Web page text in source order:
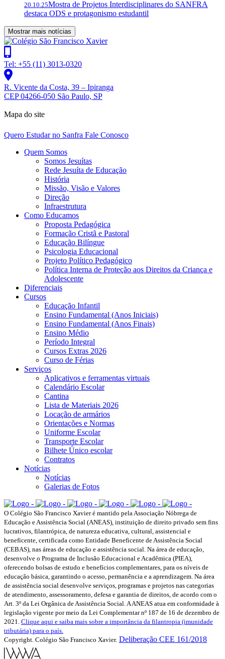
20.10.25Mostra de Projetos Interdisciplinares do SANFRA
destaca ODS e protagonismo estudantil
Mostrar mais notícias
Tel: +55 (11) 3013-0320
R. Vicente da Costa, 39 – Ipiranga
CEP 04266-050 São Paulo, SP
Mapa do site
Quero Estudar no Sanfra Fale Conosco
Quem Somos
Somos Jesuítas
Rede Jesuíta de Educação
História
Missão, Visão e Valores
Direção
Infraestrutura
Como Educamos
Proposta Pedagógica
Formação Cristã e Pastoral
Educação Bilíngue
Psicologia Educacional
Projeto Político Pedagógico
Política Interna de Proteção aos Direitos da Criança e
Adolescente
Diferenciais
Cursos
Educação Infantil
Ensino Fundamental (Anos Iniciais)
Ensino Fundamental (Anos Finais)
Ensino Médio
Período Integral
Cursos Extras 2026
Curso de Férias
Serviços
Aplicativos e ferramentas virtuais
Calendário Escolar
Cantina
Lista de Materiais 2026
Locação de armários
Orientações e Normas
Uniforme Escolar
Transporte Escolar
Bilhete Único escolar
Contratos
Notícias
Notícias
Galerias de Fotos
O Colégio São Francisco Xavier é mantido pela Associação Nóbrega de
Educação e Assistência Social (ANEAS), instituição de direito privado sem fins
lucrativos, filantrópica, de natureza educativa, cultural, assistencial e
beneficente, certificada como Entidade Beneficente de Assistência Social
(CEBAS), nas áreas de educação e assistência social. Na área de educação,
desenvolve o Programa de Inclusão Educacional e Acadêmica (PIEA),
oferecendo bolsas de estudo e benefícios complementares, para os níveis de
educação básica, garantindo o acesso, permanência e a aprendizagem. Na área
de assistência social desenvolve serviços, programas e projetos nas categorias
de atendimento, assessoramento, defesa e garantia de direitos, de acordo com o
Art. 3º da Lei Orgânica de Assistência Social. A ANEAS atua em conformidade à
legislação vigente por meio da Lei Complementar nº 187 de 16 de dezembro de
2021. Clique aqui e saiba mais sobre a importância da filantropia (imunidade
tributária) para o país.
Copyright. Colégio São Francisco Xavier. Deliberação CEE 161/2018